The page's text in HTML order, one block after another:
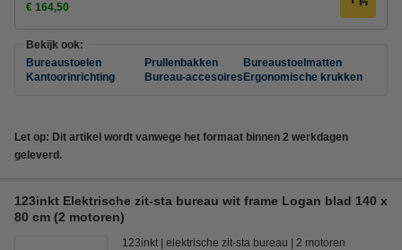
€ 164,50
Bekijk ook:
Bureaustoelen
Prullenbakken
Bureaustoelmatten
Kantoorinrichting
Bureau-accesoires Ergonomische krukken
Let op: Dit artikel wordt vanwege het formaat binnen 2 werkdagen
geleverd.
123inkt Elektrische zit-sta bureau wit frame Logan blad 140 x
80 cm (2 motoren)
123inkt elektrische zit-sta bureau
2 motoren